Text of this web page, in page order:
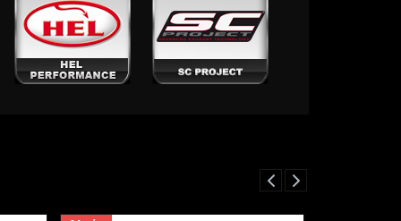
Previous
Next